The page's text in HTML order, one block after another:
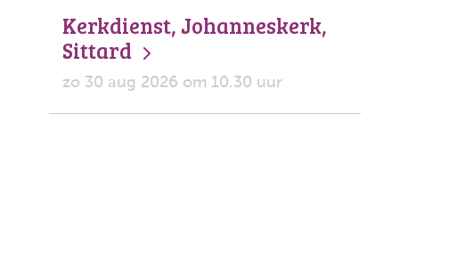
Kerkdienst, Johanneskerk,
Sittard
zo 30 aug 2026 om 10.30 uur